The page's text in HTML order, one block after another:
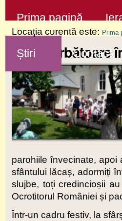
la
conţinut
Sari
la
navigare
Prima pagină
Știri Contact
Locaţia curentă este: Prima
Zi de sărbătoare
parohiile învecinate, apoi
sfântului lăcaș, adormiți
slujbe, toți credincioșii
Ocrotitorul României și
Într-un cadru festiv, la